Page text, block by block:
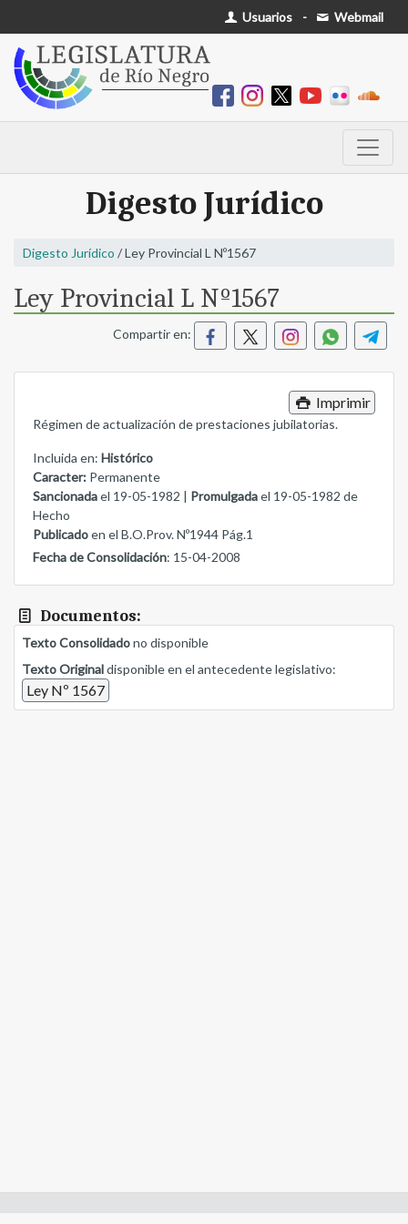
Usuarios - Webmail
Digesto Jurídico
Digesto Jurídico / Ley Provincial L Nº1567
Ley Provincial L Nº1567
Compartir en:
Imprimir
Régimen de actualización de prestaciones jubilatorias.
Incluida en: Histórico
Caracter: Permanente
Sancionadael 19-05-1982 | Promulgadael 19-05-1982 de
Hecho
Publicadoen el B.O.Prov. Nº1944 Pág.1
Fecha de Consolidación: 15-04-2008
Documentos:
Texto Consolidadono disponible
Texto Originaldisponible en el antecedente legislativo:
Ley Nº 1567